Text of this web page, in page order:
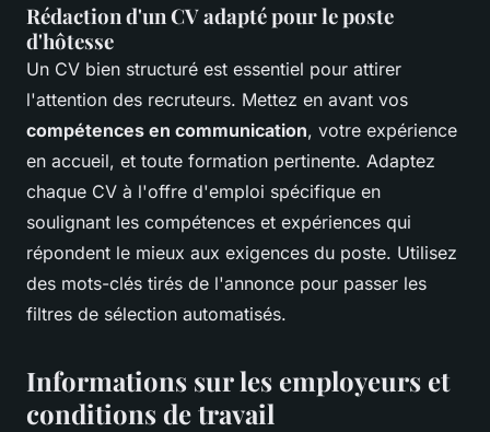
Rédaction d'un CV adapté pour le poste
d'hôtesse
Un CV bien structuré est essentiel pour attirer
l'attention des recruteurs. Mettez en avant vos
compétences en communication, votre expérience
en accueil, et toute formation pertinente. Adaptez
chaque CV à l'offre d'emploi spécifique en
soulignant les compétences et expériences qui
répondent le mieux aux exigences du poste. Utilisez
des mots-clés tirés de l'annonce pour passer les
filtres de sélection automatisés.
Informations sur les employeurs et
conditions de travail